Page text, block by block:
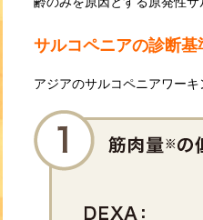
サルコペニアの診断基
アジアのサルコペニアワー